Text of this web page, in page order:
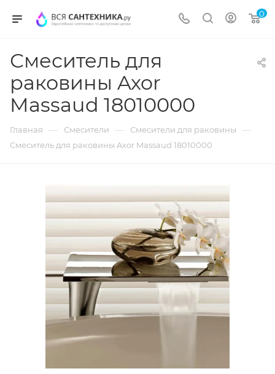
0
Смеситель для
раковины Axor
Massaud 18010000
Главная — Смесители — Смесители для раковины —
Смеситель для раковины Axor Massaud 18010000